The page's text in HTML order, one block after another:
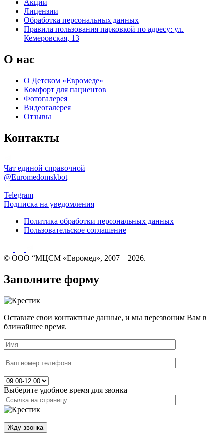
Акции
Лицензии
Обработка персональных данных
Правила пользования парковкой по адресу: ул.
Кемеровская, 13
О нас
О Детском «Евромеде»
Комфорт для пациентов
Фотогалерея
Видеогалерея
Отзывы
Контакты
Чат единой справочной
@Euromedomskbot
Telegram
Подписка на уведомления
Политика обработки персональных данных
Пользовательское соглашение
© ООО “МЦСМ «Евромед», 2007 – 2026.
Заполните форму
Оставьте свои контактные данные, и мы перезвоним Вам в
ближайшее время.
Выберите удобное время для звонка